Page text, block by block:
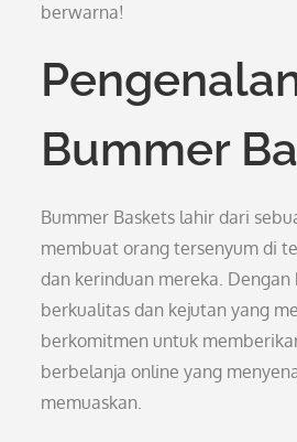
berwarna!
Bummer
Bummer Baskets lahir dari
membuat orang tersenyum di
dan kerinduan mereka.
berkualitas dan kejutan yang
berkomitmen untuk
berbelanja online yang
memuaskan.